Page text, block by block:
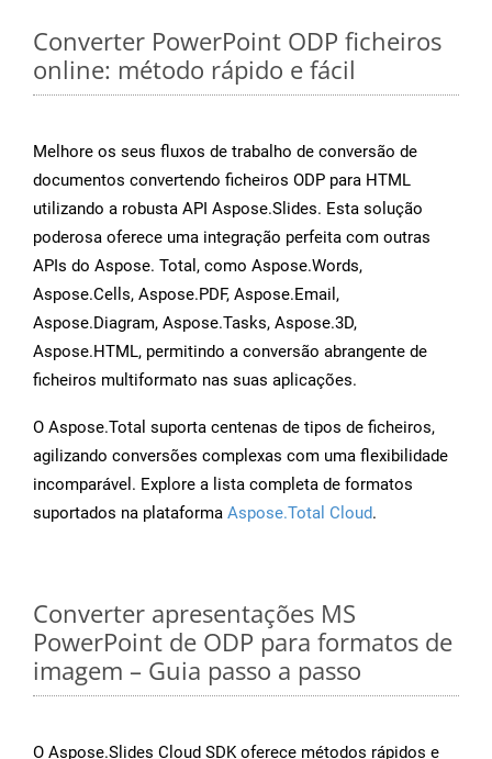
Converter PowerPoint ODP ficheiros
online: método rápido e fácil
Melhore os seus fluxos de trabalho de conversão de
documentos convertendo ficheiros ODP para HTML
utilizando a robusta API Aspose.Slides. Esta solução
poderosa oferece uma integração perfeita com outras
APIs do Aspose. Total, como Aspose.Words,
Aspose.Cells, Aspose.PDF, Aspose.Email,
Aspose.Diagram, Aspose.Tasks, Aspose.3D,
Aspose.HTML, permitindo a conversão abrangente de
ficheiros multiformato nas suas aplicações.
O Aspose.Total suporta centenas de tipos de ficheiros,
agilizando conversões complexas com uma flexibilidade
incomparável. Explore a lista completa de formatos
suportados na plataforma Aspose.Total Cloud.
Converter apresentações MS
PowerPoint de ODP para formatos de
imagem – Guia passo a passo
O Aspose.Slides Cloud SDK oferece métodos rápidos e